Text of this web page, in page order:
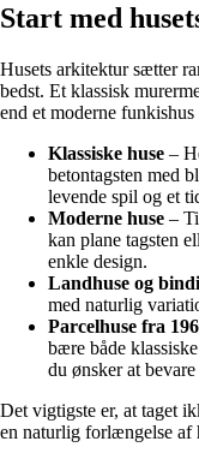
Start med
Husets arkitektur sætter
bedst. Et klassisk
end et moderne
Klassiske huse –
betontagsten med
levende spil og et
Moderne huse –
kan plane tagsten
enkle design.
Landhuse og
med naturlig
Parcelhuse fra
bære både
du ønsker at
Det vigtigste er, at taget
en naturlig forlængelse af